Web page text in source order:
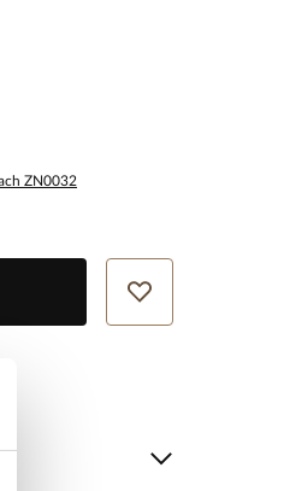
ZN0032